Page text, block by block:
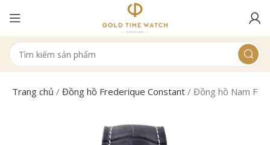
Trang chủ /Đồng hồ Frederique Constant /Đồng hồ Nam